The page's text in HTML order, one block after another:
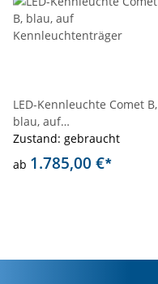
LED-Kennleuchte Comet B,
blau, auf
Kennleuchtenträger
Zustand: gebraucht
ab 1.785,00 €*